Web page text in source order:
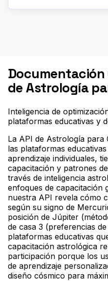
Documentación
de Astrología
Inteligencia de
plataformas educativas y
La API de Astrología para
las plataformas
aprendizaje individuales,
capacitación y patrones
través de inteligencia
enfoques de capacitación
nuestra API revela cómo
según su signo de
posición de Júpiter
de casa 3 (preferencias
plataformas educativas
capacitación astrológica
participación porque los
de aprendizaje
diseño cósmico para